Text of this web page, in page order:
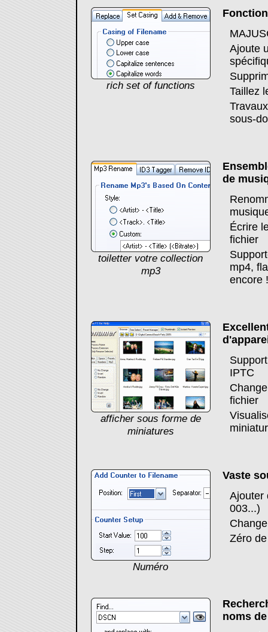
rich set of functions
Ajoute
Taillez
sous-
toiletter votre collection
mp3
de
Écrire
fichier
mp4,
encore !
afficher sous forme de
miniatures
IPTC
fichier
Numéro
Vaste
Ajouter
003...)
Zéro
noms